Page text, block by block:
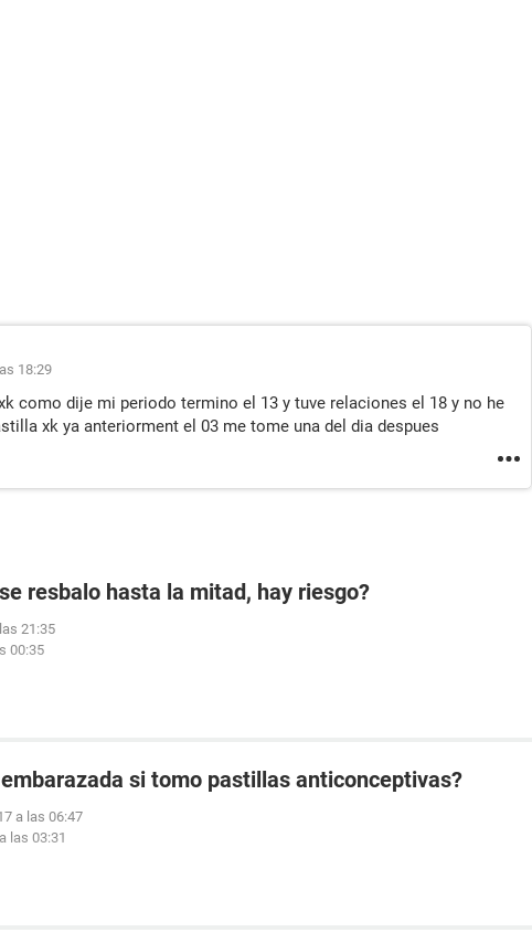
18:29
como dije mi periodo termino el 13 y tuve relaciones el 18 y no he
xk ya anteriorment el 03 me tome una del dia despues
resbalo hasta la mitad, hay riesgo?
21:35
00:35
si tomo pastillas anticonceptivas?
a las 06:47
las 03:31